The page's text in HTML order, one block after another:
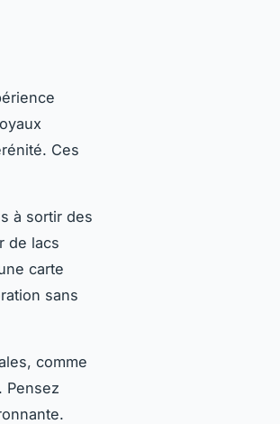
Ces
à sortir des
de lacs
carte
sans
comme
Pensez